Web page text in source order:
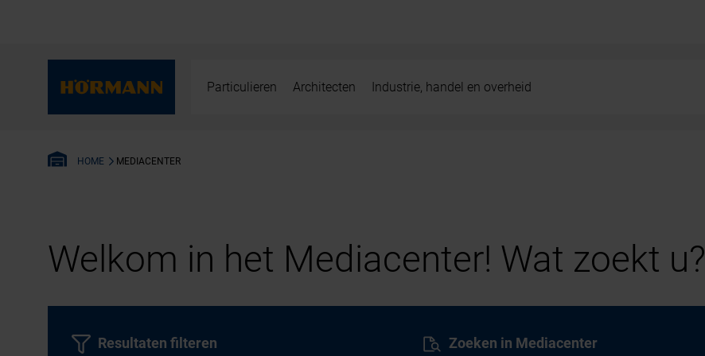
Particulieren Architecten Industrie, handel en overheid
HOME MEDIACENTER
Welkom in het Mediacenter! Wat zoekt u?
Zoeken in Mediacenter
Resultaten filteren